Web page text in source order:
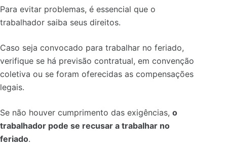
Para evitar problemas, é essencial que o
trabalhador saiba seus direitos.
Caso seja convocado para trabalhar no feriado,
verifique se há previsão contratual, em convenção
coletiva ou se foram oferecidas as compensações
legais.
Se não houver cumprimento das exigências, o
trabalhador pode se recusar a trabalhar no
feriado.